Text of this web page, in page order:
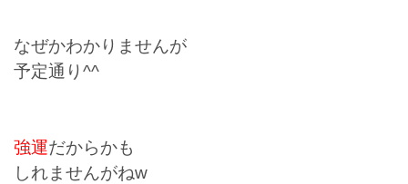
なぜかわかりませんが
予定通り^^
強運だからかも
しれませんがねw